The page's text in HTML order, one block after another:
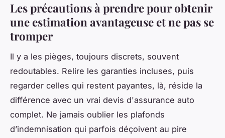
Les précautions à prendre pour obtenir
une estimation avantageuse et ne pas se
tromper
Il y a les pièges, toujours discrets, souvent
redoutables. Relire les garanties incluses, puis
regarder celles qui restent payantes, là, réside la
différence avec un vrai devis d'assurance auto
complet. Ne jamais oublier les plafonds
d’indemnisation qui parfois déçoivent au pire